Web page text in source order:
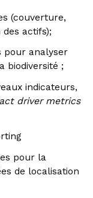
(couverture,
actifs);
pour analyser
biodiversité ;
indicateurs,
driver metrics
pour la
de localisation